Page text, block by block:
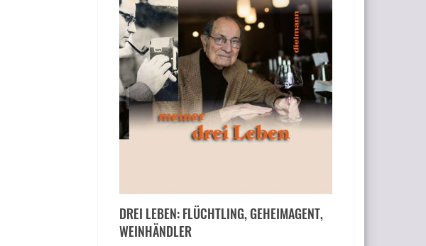
DREI LEBEN: FLÜCHTLING, GEHEIM­AGENT,
WEINHÄNDLER